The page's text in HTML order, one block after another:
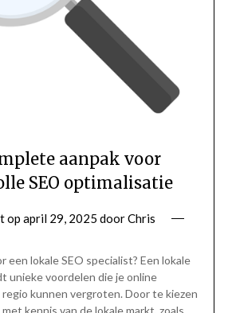
aanpak voor
SEO optimalisatie
op april 29, 2025 doorChris
een lokale SEO specialist? Een lokale
unieke voordelen die je online
kunnen vergroten. Door te kiezen